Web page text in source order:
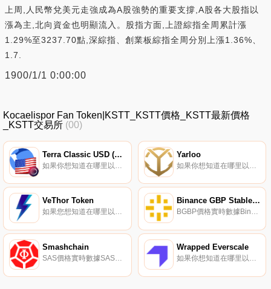
上周,人民幣兌美元走強成為A股強勢的重要支撐,A股各大股指以
漲為主,北向資金也明顯流入。股指方面,上證綜指全周累計漲
1.29%至3237.70點,深綜指、創業板綜指全周分別上漲1.36%、
1.7.
1900/1/1 0:00:00
Kocaelispor Fan Token|KSTT_KSTT價格_KSTT最新價格
_KSTT交易所 (00)
Terra Classic USD (Wormhole) Yarloo
VeThor Token
如果您想知道在哪里以當前價格購買VeThor Token,目前交易｛VTHOnname｝股票的頂級加密貨幣交易所是Binance、CoinW、Bitrue、BitMart和Gate.io。您可以在我們的加密貨幣交易所頁面上找到其他交易所.
Binance GBP Stable Coin
BGBP價格實時數據Binance GBP Stable Coin（BGBP）是幣安發行的代幣,價格與英鎊掛鉤,匯率為1BGBP＝1英鎊。據報道,BGBP100%由幣安在銀行賬戶中始終持有的相同金額的英鎊提供支持.
Smashchain
SAS價格實時數據SAS代幣是Smash生態系統的基本組成部分。
Wrapped Everscale
如果你想知道在哪里以當前價格購買Wrapped Everscale,目前交易{Wrapped Everscale]股票的頂級加密貨幣交易所是FlatQube交易所。您可以在我們的加密貨幣交易所頁面上找到其他列表.